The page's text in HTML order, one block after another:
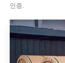
인증.